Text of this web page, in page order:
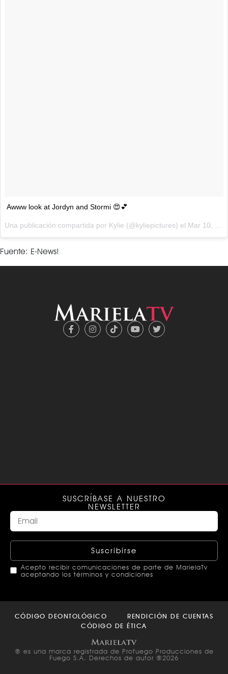
Awww look at Jordyn and Stormi 😍💕
Una publicación compartida por Kylie (@kyliepictures) el Mar 10, 2018 at 2:02 PST
Fuente: E-News!
SUSCRÍBASE A NUESTRO
NEWSLETTER
Suscribirse
Acepto recibir comunicaciones de parte de MarielaTv
aceptando los términos y condiciones
should
CÓDIGO DEONTOLÓGICO
RENDICIÓN DE CUENTAS
CÓDIGO DE ÉTICA
® es una marca registrada de Profuego Producciones de
Fuego S.A. Derechos de autor ®2026